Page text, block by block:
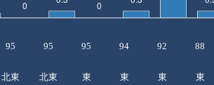
95 95 95 94 92 88
北東 北東 東 東 東 東